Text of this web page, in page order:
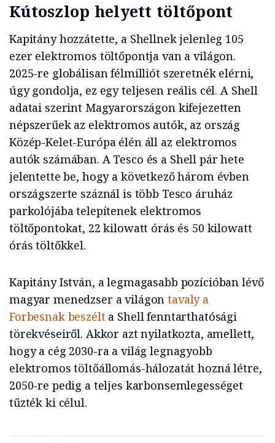
Kútoszlop helyett töltőpont
Kapitány hozzátette, a Shellnek jelenleg 105
ezer elektromos töltőpontja van a világon.
2025-re globálisan félmilliót szeretnék elérni,
úgy gondolja, ez egy teljesen reális cél. A Shell
adatai szerint Magyarországon kifejezetten
népszerűek az elektromos autók, az ország
Közép-Kelet-Európa élén áll az elektromos
autók számában. A Tesco és a Shell pár hete
jelentette be, hogy a következő három évben
országszerte száznál is több Tesco áruház
parkolójába telepítenek elektromos
töltőpontokat, 22 kilowatt órás és 50 kilowatt
órás töltőkkel.
Kapitány István, a legmagasabb pozícióban lévő
magyar menedzser a világontavaly a
Forbesnak beszélta Shell fenntarthatósági
törekvéseiről. Akkor azt nyilatkozta, amellett,
hogy a cég 2030-ra a világ legnagyobb
elektromos töltőállomás-hálozatát hozná létre,
2050-re pedig a teljes karbonsemlegességet
tűzték ki célul.